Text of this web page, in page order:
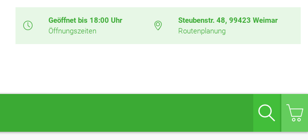
Geöffnet bis 18:00 Uhr
Öffnungszeiten
Steubenstr. 48, 99423 Weimar
Routenplanung
Suche